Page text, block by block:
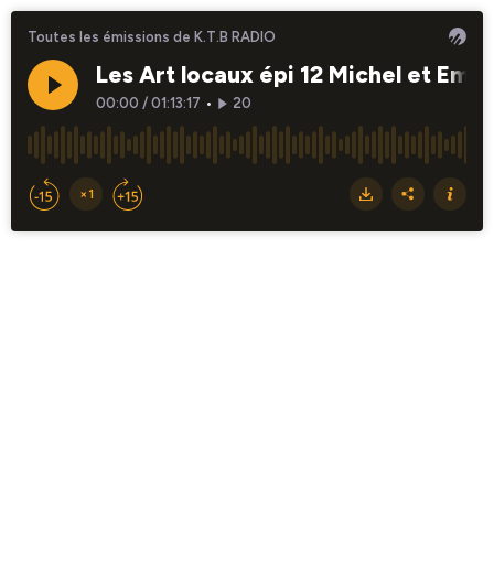
Toutes les émissions de K.T.B RADIO
Les Art locaux épi 12 Michel et
00:00 / 01:13:17 • 20
×1